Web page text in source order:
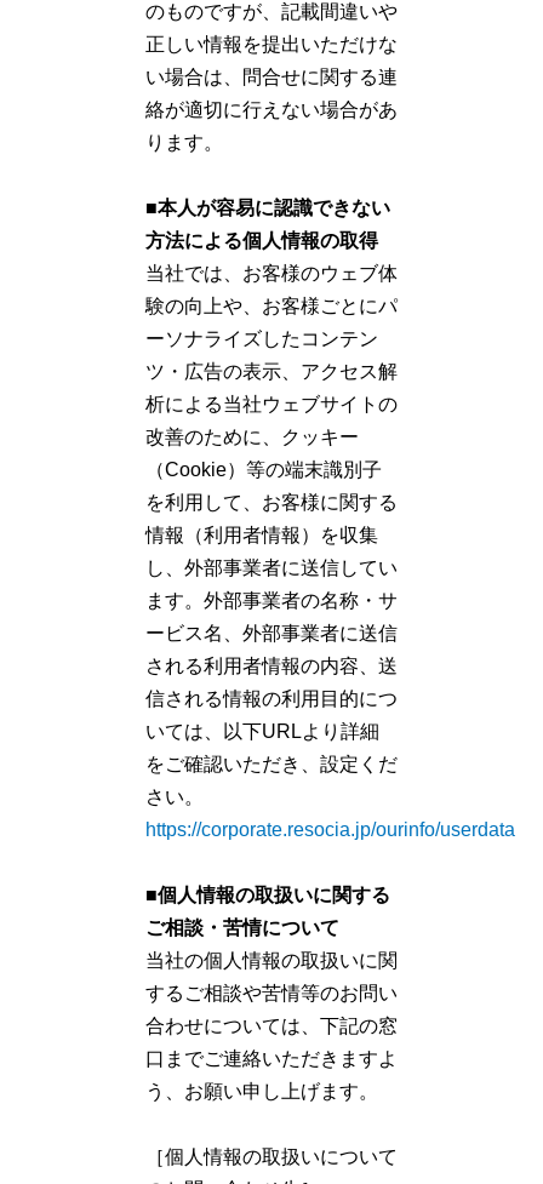
のものですが、記載間違いや
正しい情報を提出いただけな
い場合は、問合せに関する連
絡が適切に行えない場合があ
ります。
■本人が容易に認識できない
方法による個人情報の取得
当社では、お客様のウェブ体
験の向上や、お客様ごとにパ
ーソナライズしたコンテン
ツ・広告の表示、アクセス解
析による当社ウェブサイトの
改善のために、クッキー
（Cookie）等の端末識別子
を利用して、お客様に関する
情報（利用者情報）を収集
し、外部事業者に送信してい
ます。外部事業者の名称・サ
ービス名、外部事業者に送信
される利用者情報の内容、送
信される情報の利用目的につ
いては、以下URLより詳細
をご確認いただき、設定くだ
さい。
https://corporate.resocia.jp/ourinfo/userdata
■個人情報の取扱いに関する
ご相談・苦情について
当社の個人情報の取扱いに関
するご相談や苦情等のお問い
合わせについては、下記の窓
口までご連絡いただきますよ
う、お願い申し上げます。
［個人情報の取扱いについて